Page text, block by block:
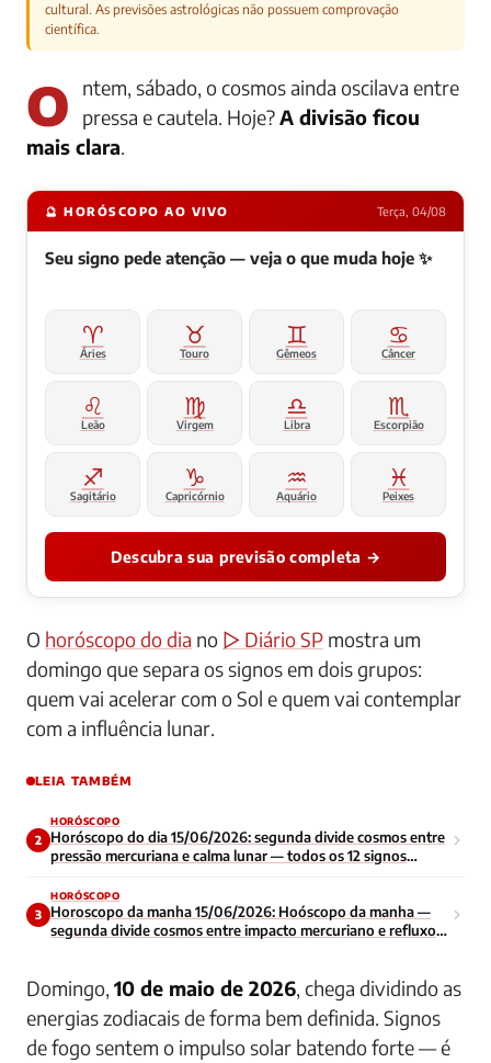
cultural. As previsões astrológicas não possuem comprovação
científica.
Ontem, sábado, o cosmos ainda oscilava entre pressa e cautela. Hoje?A divisão ficou
mais clara.
🔮 HORÓSCOPO AO VIVO Terça, 04/08
Seu signo pede atenção — veja o que muda hoje ✨
♈
Áries
♉
Touro
♊
Gêmeos
♋
Câncer
♌
Leão
♍
Virgem
♎
Libra
♏
Escorpião
♐
Sagitário
♑
Capricórnio
♒
Aquário
♓
Peixes
Descubra sua previsão completa →
O horóscopo do dia no ▷ Diário SP mostra um
domingo que separa os signos em dois grupos:
quem vai acelerar com o Sol e quem vai contemplar
com a influência lunar.
LEIA TAMBÉM
2
HORÓSCOPO
Horóscopo do dia 15/06/2026: segunda divide cosmos entre
pressão mercuriana e calma lunar — todos os 12 signos
3
HORÓSCOPO
Horoscopo da manha 15/06/2026: Hoóscopo da manha —
segunda divide cosmos entre impacto mercuriano e refluxo
Domingo, 10 de maio de 2026, chega dividindo as
energias zodiacais de forma bem definida. Signos
de fogo sentem o impulso solar batendo forte — é